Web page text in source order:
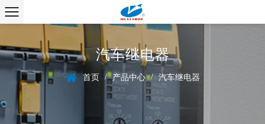
汽车继电器
首页 / 产品中心 / 汽车继电器